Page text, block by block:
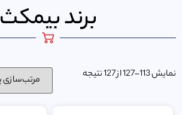
برند بیمکث
نمایش 113–127 از 127 نتیجه